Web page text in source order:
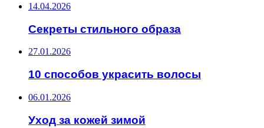
14.04.2026
Секреты стильного образа
27.01.2026
10 способов украсить волосы
06.01.2026
Уход за кожей зимой